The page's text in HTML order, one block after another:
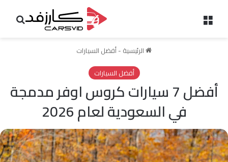
الرئيسية -أفضل السيارات
أفضل السيارات
أفضل 7 سيارات كروس اوفر مدمجة
في السعودية لعام 2026